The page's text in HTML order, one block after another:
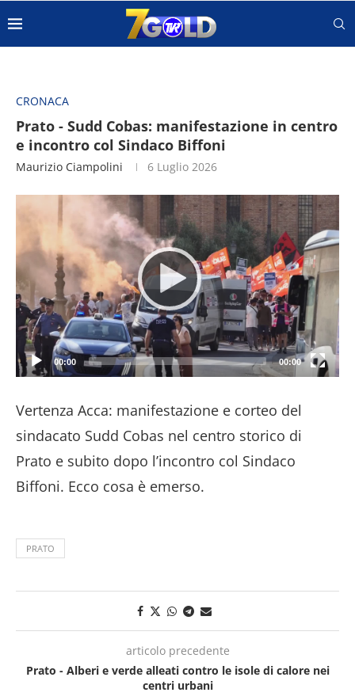
CRONACA
Prato - Sudd Cobas: manifestazione in centro
e incontro col Sindaco Biffoni
Maurizio Ciampolini 6 Luglio 2026
00:00 00:00
Vertenza Acca: manifestazione e corteo del
sindacato Sudd Cobas nel centro storico di
Prato e subito dopo l’incontro col Sindaco
Biffoni. Ecco cosa è emerso.
PRATO
articolo precedente
Prato - Alberi e verde alleati contro le isole di calore nei
centri urbani